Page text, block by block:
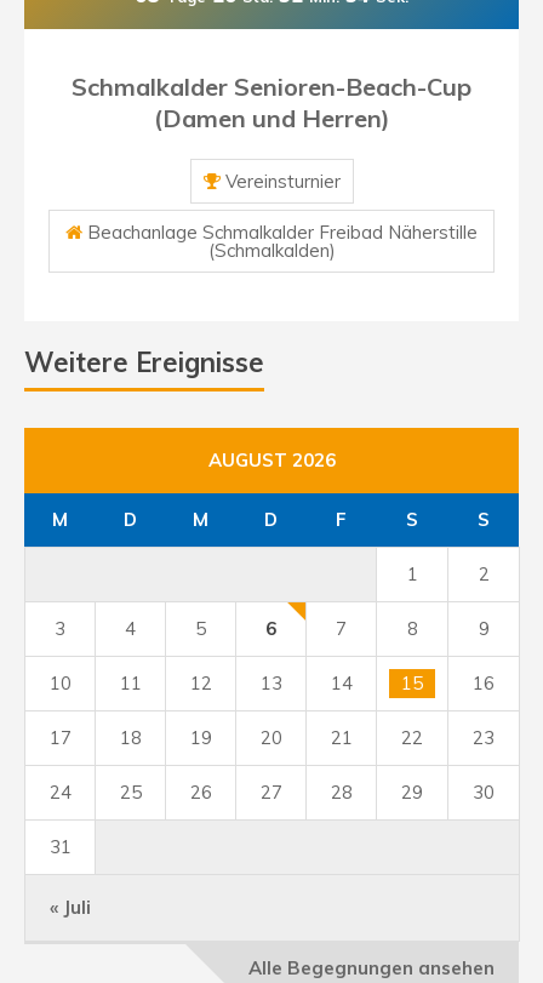
Schmalkalder Senioren-Beach-Cup
(Damen und Herren)
Vereinsturnier
Beachanlage Schmalkalder Freibad Näherstille
(Schmalkalden)
Weitere Ereignisse
AUGUST 2026
M D M D F S S
« Juli
1 2
3 4 5 6 7 8 9
10 11 12 13 14 15 16
17 18 19 20 21 22 23
24 25 26 27 28 29 30
31
Alle Begegnungen ansehen